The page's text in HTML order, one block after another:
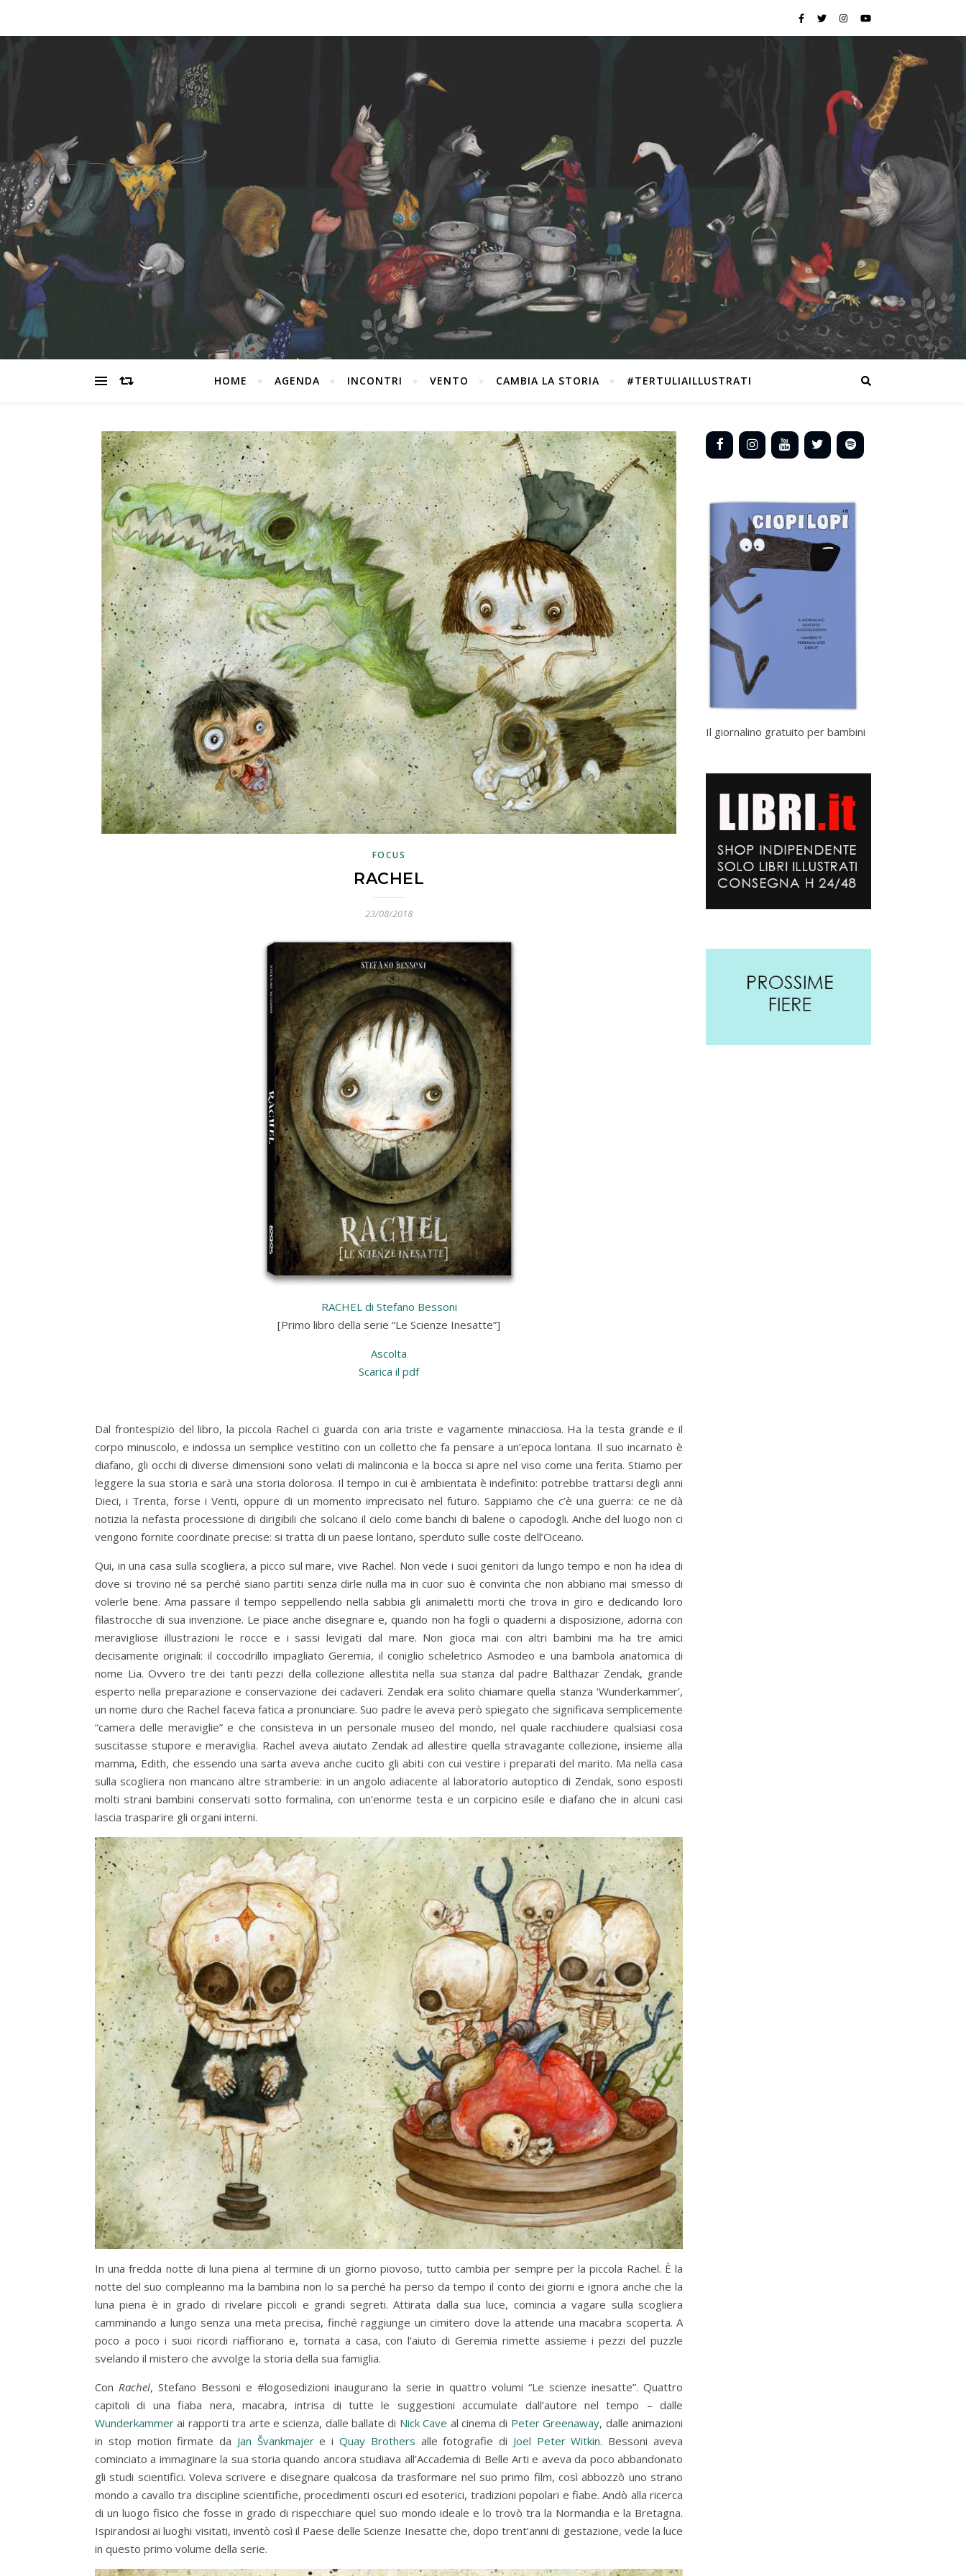
HOME AGENDA INCONTRI VENTO CAMBIA LA STORIA #TERTULIAILLUSTRATI
FOCUS
RACHEL
23/08/2018
RACHEL di Stefano Bessoni
[Primo libro della serie “Le Scienze Inesatte”]
Ascolta
Scarica il pdf
Dal frontespizio del libro, la piccola Rachel ci guarda con aria triste e vagamente minacciosa. Ha la testa grande e il
corpo minuscolo, e indossa un semplice vestitino con un colletto che fa pensare a un’epoca lontana. Il suo incarnato è
diafano, gli occhi di diverse dimensioni sono velati di malinconia e la bocca si apre nel viso come una ferita. Stiamo per
leggere la sua storia e sarà una storia dolorosa. Il tempo in cui è ambientata è indefinito: potrebbe trattarsi degli anni
Dieci, i Trenta, forse i Venti, oppure di un momento imprecisato nel futuro. Sappiamo che c’è una guerra: ce ne dà
notizia la nefasta processione di dirigibili che solcano il cielo come banchi di balene o capodogli. Anche del luogo non ci
vengono fornite coordinate precise: si tratta di un paese lontano, sperduto sulle coste dell’Oceano.
Qui, in una casa sulla scogliera, a picco sul mare, vive Rachel. Non vede i suoi genitori da lungo tempo e non ha idea di
dove si trovino né sa perché siano partiti senza dirle nulla ma in cuor suo è convinta che non abbiano mai smesso di
volerle bene. Ama passare il tempo seppellendo nella sabbia gli animaletti morti che trova in giro e dedicando loro
filastrocche di sua invenzione. Le piace anche disegnare e, quando non ha fogli o quaderni a disposizione, adorna con
meravigliose illustrazioni le rocce e i sassi levigati dal mare. Non gioca mai con altri bambini ma ha tre amici
decisamente originali: il coccodrillo impagliato Geremia, il coniglio scheletrico Asmodeo e una bambola anatomica di
nome Lia. Ovvero tre dei tanti pezzi della collezione allestita nella sua stanza dal padre Balthazar Zendak, grande
esperto nella preparazione e conservazione dei cadaveri. Zendak era solito chiamare quella stanza ‘Wunderkammer’,
un nome duro che Rachel faceva fatica a pronunciare. Suo padre le aveva però spiegato che significava semplicemente
“camera delle meraviglie” e che consisteva in un personale museo del mondo, nel quale racchiudere qualsiasi cosa
suscitasse stupore e meraviglia. Rachel aveva aiutato Zendak ad allestire quella stravagante collezione, insieme alla
mamma, Edith, che essendo una sarta aveva anche cucito gli abiti con cui vestire i preparati del marito. Ma nella casa
sulla scogliera non mancano altre stramberie: in un angolo adiacente al laboratorio autoptico di Zendak, sono esposti
molti strani bambini conservati sotto formalina, con un’enorme testa e un corpicino esile e diafano che in alcuni casi
lascia trasparire gli organi interni.
In una fredda notte di luna piena al termine di un giorno piovoso, tutto cambia per sempre per la piccola Rachel. È la
notte del suo compleanno ma la bambina non lo sa perché ha perso da tempo il conto dei giorni e ignora anche che la
luna piena è in grado di rivelare piccoli e grandi segreti. Attirata dalla sua luce, comincia a vagare sulla scogliera
camminando a lungo senza una meta precisa, finché raggiunge un cimitero dove la attende una macabra scoperta. A
poco a poco i suoi ricordi riaffiorano e, tornata a casa, con l’aiuto di Geremia rimette assieme i pezzi del puzzle
svelando il mistero che avvolge la storia della sua famiglia.
Con Rachel, Stefano Bessoni e #logosedizioni inaugurano la serie in quattro volumi “Le scienze inesatte”. Quattro
capitoli di una fiaba nera, macabra, intrisa di tutte le suggestioni accumulate dall’autore nel tempo – dalle
Wunderkammer ai rapporti tra arte e scienza, dalle ballate di Nick Cave al cinema di Peter Greenaway, dalle animazioni
in stop motion firmate da Jan Švankmajere iQuay Brothers alle fotografie di Joel Peter Witkin. Bessoni aveva
cominciato a immaginare la sua storia quando ancora studiava all’Accademia di Belle Arti e aveva da poco abbandonato
gli studi scientifici. Voleva scrivere e disegnare qualcosa da trasformare nel suo primo film, così abbozzò uno strano
mondo a cavallo tra discipline scientifiche, procedimenti oscuri ed esoterici, tradizioni popolari e fiabe. Andò alla ricerca
di un luogo fisico che fosse in grado di rispecchiare quel suo mondo ideale e lo trovò tra la Normandia e la Bretagna.
Ispirandosi ai luoghi visitati, inventò così il Paese delle Scienze Inesatte che, dopo trent’anni di gestazione, vede la luce
in questo primo volume della serie.
Il giornalino gratuito per bambini